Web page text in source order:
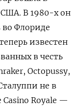
В 1980-х он
во Флориде
известен
в честь
Octopussy,
не в
Casino Royale —